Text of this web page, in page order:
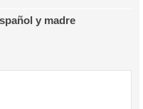
y madre